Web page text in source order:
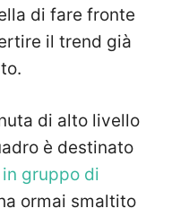
di fare fronte
il trend già
di alto livello
è destinato
gruppo di
ormai smaltito